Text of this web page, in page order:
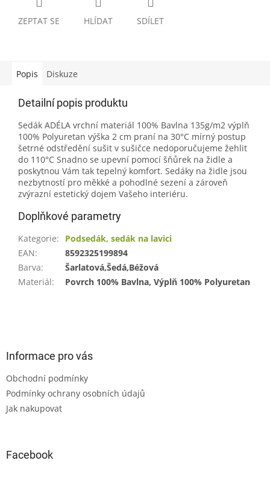
ZEPTAT SE HLÍDAT SDÍLET
Popis Diskuze
Detailní popis produktu
Sedák ADÉLA vrchní materiál 100% Bavlna 135g/m2 výplň
100% Polyuretan výška 2 cm praní na 30°C mírný postup
šetrné odstředění sušit v sušičce nedoporučujeme žehlit
do 110°C Snadno se upevní pomocí šňůrek na židle a
poskytnou Vám tak tepelný komfort. Sedáky na židle jsou
nezbytností pro měkké a pohodlné sezení a zároveň
zvýrazní estetický dojem Vašeho interiéru.
Doplňkové parametry
Kategorie:
Podsedák, sedák na lavici
EAN:
8592325199894
Barva:
Šarlatová,Šedá,Béžová
Materiál: Povrch 100% Bavlna, Výplň 100% Polyuretan
Informace pro vás
Obchodní podmínky
Podmínky ochrany osobních údajů
Jak nakupovat
Facebook